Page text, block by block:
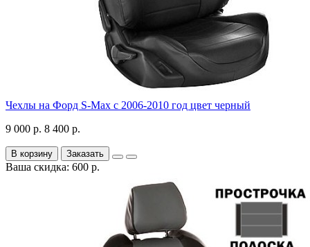
Чехлы на Форд S-Max с 2006-2010 год цвет черный
9 000 р. 8 400 р.
В корзину Заказать
Ваша скидка: 600 р.